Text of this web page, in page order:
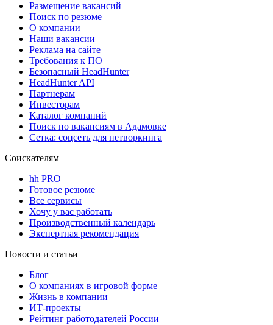
Размещение вакансий
Поиск по резюме
О компании
Наши вакансии
Реклама на сайте
Требования к ПО
Безопасный HeadHunter
HeadHunter API
Партнерам
Инвесторам
Каталог компаний
Поиск по вакансиям в Адамовке
Сетка: соцсеть для нетворкинга
Соискателям
hh PRO
Готовое резюме
Все сервисы
Хочу у вас работать
Производственный календарь
Экспертная рекомендация
Новости и статьи
Блог
О компаниях в игровой форме
Жизнь в компании
ИТ-проекты
Рейтинг работодателей России